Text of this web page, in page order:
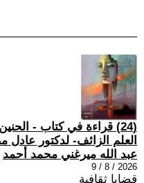
(24) قراءة في كتاب -
العلم الزائف- لدكتور
عبد الله ميرغني محمد أحمد
2026 / 8 / 9
قضايا ثقافية